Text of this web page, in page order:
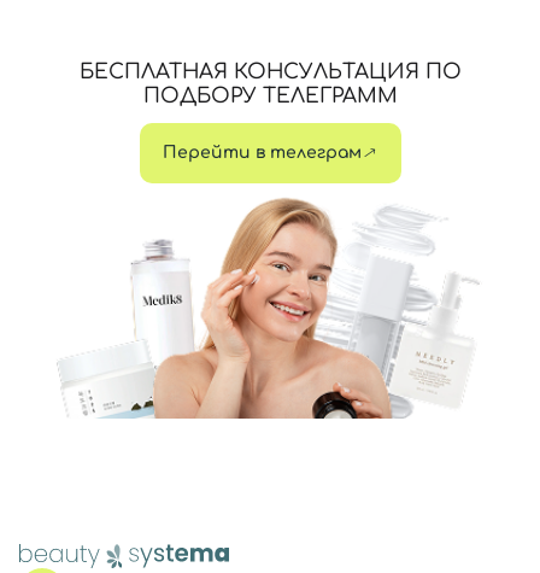
БЕСПЛАТНАЯ КОНСУЛЬТАЦИЯ ПО
ПОДБОРУ ТЕЛЕГРАММ
Перейти в телеграм